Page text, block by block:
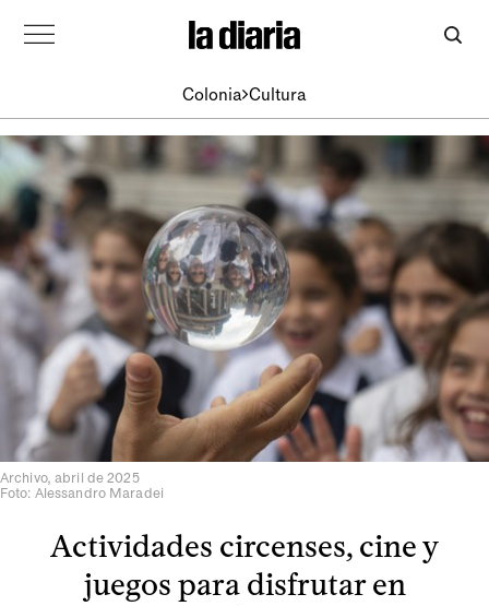
Colonia Cultura
Archivo, abril de 2025
Foto: Alessandro Maradei
Actividades circenses, cine y
juegos para disfrutar en